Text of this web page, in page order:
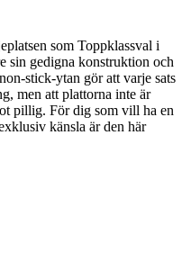
som Toppklassval i
sin gedigna konstruktion och
stick-ytan gör att varje sats
men att plattorna inte är
pillig. För dig som vill ha en
känsla är den här